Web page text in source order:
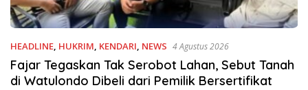
HEADLINE, HUKRIM, KENDARI, NEWS 4 Agustus 2026
Fajar Tegaskan Tak Serobot Lahan, Sebut Tanah
di Watulondo Dibeli dari Pemilik Bersertifikat